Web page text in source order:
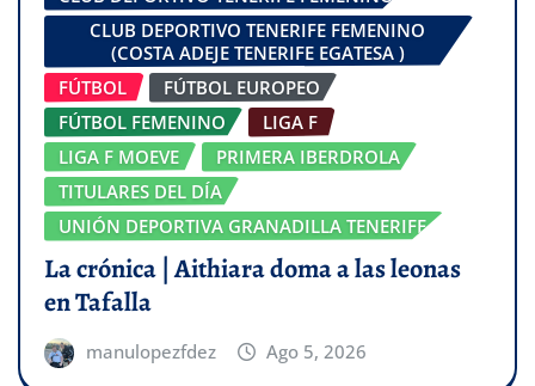
CLUB DEPORTIVO TENERIFE FEMENINO
(COSTA ADEJE TENERIFE EGATESA )
FÚTBOL
FÚTBOL EUROPEO
FÚTBOL FEMENINO
LIGA F
LIGA F MOEVE
PRIMERA IBERDROLA
TITULARES DEL DÍA
UNIÓN DEPORTIVA GRANADILLA TENERIFE
La crónica | Aithiara doma a las leonas
en Tafalla
manulopezfdez Ago 5, 2026